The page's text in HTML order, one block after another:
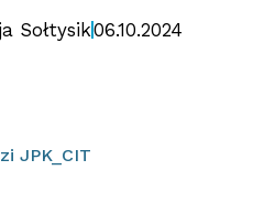
Sołtysik06.10.2024
JPK_CIT